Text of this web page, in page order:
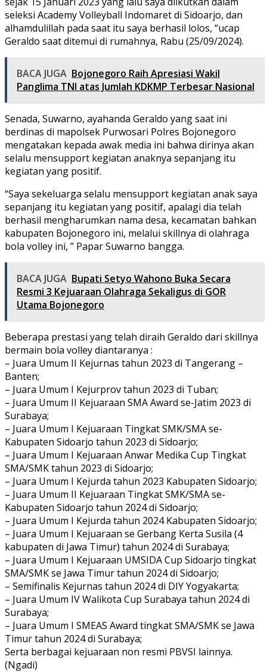
seleksi Academy Volleyball Indomaret di Sidoarjo, dan
alhamdulillah pada saat itu saya berhasil lolos, “ucap
Geraldo saat ditemui di rumahnya, Rabu (25/09/2024).
BACA JUGA Bojonegoro Raih Apresiasi Wakil
Panglima TNI atas Jumlah KDKMP Terbesar Nasional
Senada, Suwarno, ayahanda Geraldo yang saat ini
berdinas di mapolsek Purwosari Polres Bojonegoro
mengatakan kepada awak media ini bahwa dirinya akan
selalu mensupport kegiatan anaknya sepanjang itu
kegiatan yang positif.
“Saya sekeluarga selalu mensupport kegiatan anak saya
sepanjang itu kegiatan yang positif, apalagi dia telah
berhasil mengharumkan nama desa, kecamatan bahkan
kabupaten Bojonegoro ini, melalui skillnya di olahraga
bola volley ini, ” Papar Suwarno bangga.
BACA JUGA Bupati Setyo Wahono Buka Secara
Resmi 3 Kejuaraan Olahraga Sekaligus di GOR
Utama Bojonegoro
Beberapa prestasi yang telah diraih Geraldo dari skillnya
bermain bola volley diantaranya :
– Juara Umum II Kejurnas tahun 2023 di Tangerang –
Banten;
– Juara Umum I Kejurprov tahun 2023 di Tuban;
– Juara Umum II Kejuaraan SMA Award se-Jatim 2023 di
Surabaya;
– Juara Umum I Kejuaraan Tingkat SMK/SMA se-
Kabupaten Sidoarjo tahun 2023 di Sidoarjo;
– Juara Umum I Kejuaraan Anwar Medika Cup Tingkat
SMA/SMK tahun 2023 di Sidoarjo;
– Juara Umum I Kejurda tahun 2023 Kabupaten Sidoarjo;
– Juara Umum II Kejuaraan Tingkat SMK/SMA se-
Kabupaten Sidoarjo tahun 2024 di Sidoarjo;
– Juara Umum I Kejurda tahun 2024 Kabupaten Sidoarjo;
– Juara Umum I Kejuaraan se Gerbang Kerta Susila (4
kabupaten di Jawa Timur) tahun 2024 di Surabaya;
– Juara Umum I Kejuaraan UMSIDA Cup Sidoarjo tingkat
SMA/SMK se Jawa Timur tahun 2024 di Sidoarjo;
– Semifinalis Kejurnas tahun 2024 di DIY Yogyakarta;
– Juara Umum IV Walikota Cup Surabaya tahun 2024 di
Surabaya;
– Juara Umum I SMEAS Award tingkat SMA/SMK se Jawa
Timur tahun 2024 di Surabaya;
Serta berbagai kejuaraan non resmi PBVSI lainnya.
(Ngadi)